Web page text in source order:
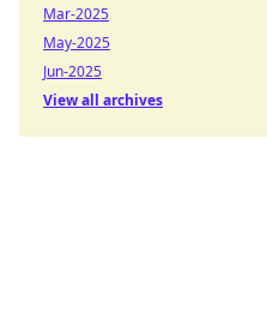
Mar-2025
May-2025
Jun-2025
View all archives